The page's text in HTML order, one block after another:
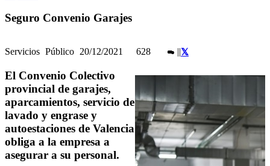
Seguro Convenio Garajes
Servicios Público 20/12/2021 628
El Convenio Colectivo
provincial de garajes,
aparcamientos, servicio de
lavado y engrase y
autoestaciones de Valencia
obliga a la empresa a
asegurar a su personal.